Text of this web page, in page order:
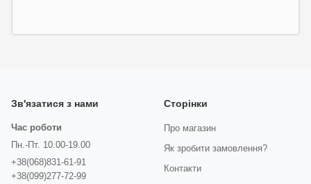
Зв'язатися з нами
Час роботи
Пн.-Пт. 10.00-19.00
+38(068)831-61-91
+38(099)277-72-99
Сторінки
Про магазин
Як зробити замовлення?
Контакти